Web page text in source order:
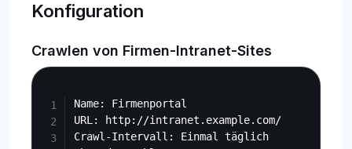
Konfiguration
Crawlen von Firmen-Intranet-Sites
Name: Firmenportal
URL: http://intranet.example.com/
Crawl-Intervall: Einmal täglich